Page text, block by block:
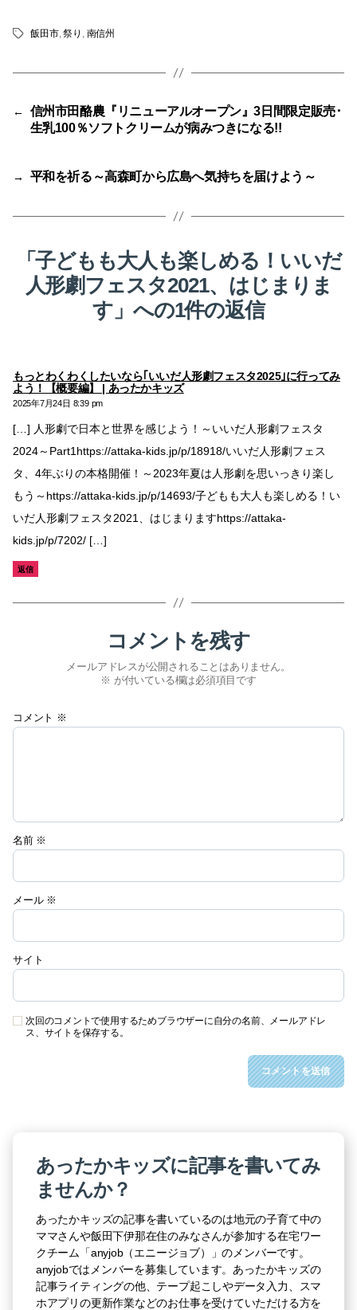
タ
飯田市,祭り 南信州
←
信州市田酪農『リニューアルオープン』3日間限定販売･
生乳100％ソフトクリームが病みつきになる!!
→ 平和を祈る～高森町から広島へ気持ちを届けよう～
「子どもも大人も楽しめる！いいだ
人形劇フェスタ2021、はじまりま
す」への1件の返信
もっとわくわくしたいなら｢いいだ人形劇フェスタ2025｣に行ってみ
よう！【概要編】 | あったかキッズの
2025年7月24日 8:39 pm
[…] 人形劇で日本と世界を感じよう！～いいだ人形劇フェスタ
2024～Part1https://attaka-kids.jp/p/18918/いいだ人形劇フェス
タ、4年ぶりの本格開催！～2023年夏は人形劇を思いっきり楽し
もう～https://attaka-kids.jp/p/14693/子どもも大人も楽しめる！い
いだ人形劇フェスタ2021、はじまりますhttps://attaka-
kids.jp/p/7202/ […]
返信
コメントを残す
メールアドレスが公開されることはありません。
※ が付いている欄は必須項目です
コメント ※
名前 ※
メール ※
サイト
次回のコメントで使用するためブラウザーに自分の名前、メールアドレ
ス、サイトを保存する。
あったかキッズに記事を書いてみ
ませんか？
あったかキッズの記事を書いているのは地元の子育て中の
ママさんや飯田下伊那在住のみなさんが参加する在宅ワー
クチーム「anyjob（エニージョブ）」のメンバーです。
anyjobではメンバーを募集しています。あったかキッズの
記事ライティングの他、テープ起こしやデータ入力、スマ
ホアプリの更新作業などのお仕事を受けていただける方を